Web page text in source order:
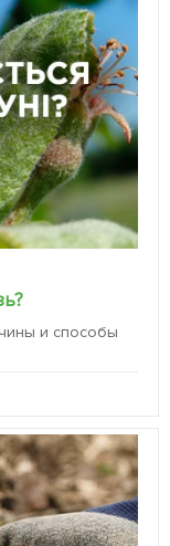
и способы